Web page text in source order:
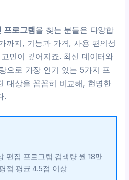
프로그램을 찾는 분들은 다양합
까지, 기능과 가격, 사용 편의성
민이 깊어지죠. 최신 데이터와
으로 가장 인기 있는 5가지 프
대상을 꼼꼼히 비교해, 현명한
.
편집 프로그램 검색량 월 18만
점 평균 4.5점 이상